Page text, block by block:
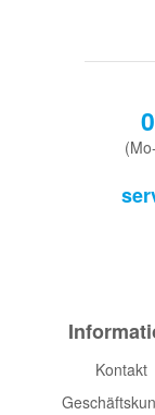
Kontakt